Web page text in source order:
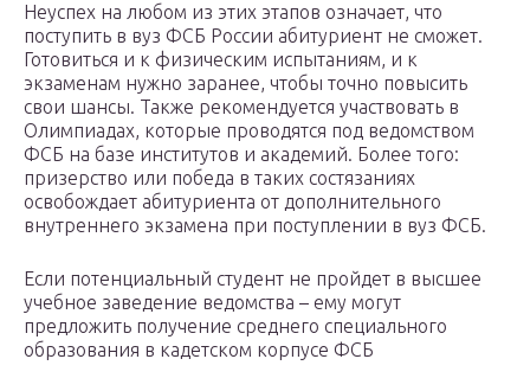
Неуспех на любом из этих этапов означает, что
поступить в вуз ФСБ России абитуриент не сможет.
Готовиться и к физическим испытаниям, и к
экзаменам нужно заранее, чтобы точно повысить
свои шансы. Также рекомендуется участвовать в
Олимпиадах, которые проводятся под ведомством
ФСБ на базе институтов и академий. Более того:
призерство или победа в таких состязаниях
освобождает абитуриента от дополнительного
внутреннего экзамена при поступлении в вуз ФСБ.
Если потенциальный студент не пройдет в высшее
учебное заведение ведомства – ему могут
предложить получение среднего специального
образования в кадетском корпусе ФСБ